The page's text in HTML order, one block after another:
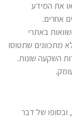
את המידע
אחרים.
באתרי
מתכוונים שתטוסו
השקעה שונות.
ובסופו של דבר